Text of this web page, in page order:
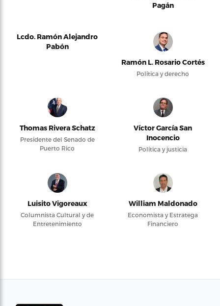
Pagán
Lcdo. Ramón Alejandro
Pabón
Ramón L. Rosario Cortés
Política y derecho
Thomas Rivera Schatz
Presidente del Senado de
Puerto Rico
Víctor García San
Inocencio
Política y justicia
Luisito Vigoreaux
Columnista Cultural y de
Entretenimiento
William Maldonado
Economista y Estratega
Financiero